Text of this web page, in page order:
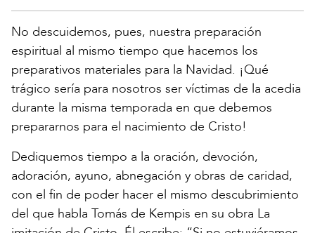
No descuidemos, pues, nuestra preparación
espiritual al mismo tiempo que hacemos los
preparativos materiales para la Navidad. ¡Qué
trágico sería para nosotros ser víctimas de la acedia
durante la misma temporada en que debemos
prepararnos para el nacimiento de Cristo!
Dediquemos tiempo a la oración, devoción,
adoración, ayuno, abnegación y obras de caridad,
con el fin de poder hacer el mismo descubrimiento
del que habla Tomás de Kempis en su obra La